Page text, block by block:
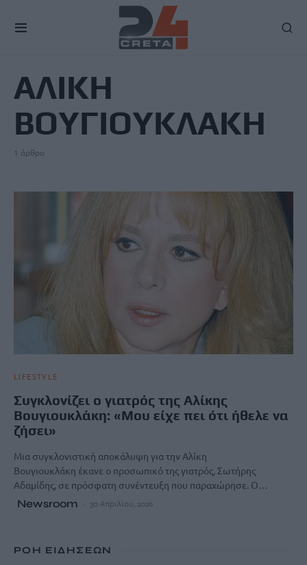
ΑΛΙΚΗ
ΒΟΥΓΙΟΥΚΛΑΚΗ
1 άρθρο
LIFESTYLE
Συγκλονίζει ο γιατρός της Αλίκης
Βουγιουκλάκη: «Μου είχε πει ότι ήθελε να
ζήσει»
Μια συγκλονιστική αποκάλυψη για την Αλίκη
Βουγιουκλάκη έκανε ο προσωπικό της γιατρός, Σωτήρης
Αδαμίδης, σε πρόσφατη συνέντευξη που παραχώρησε. Ο…
Newsroom 30 Απριλίου, 2026
ΡΟΗ ΕΙΔΗΣΕΩΝ